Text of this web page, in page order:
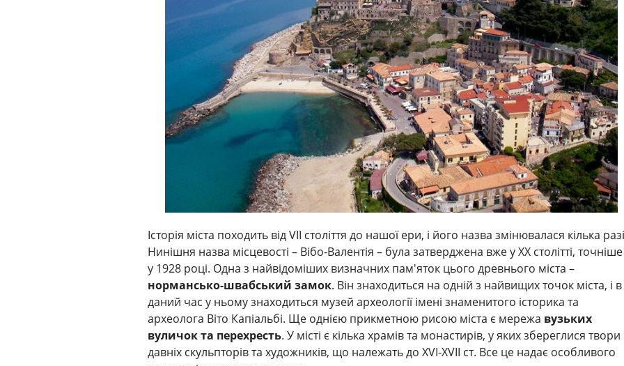
Історія міста походить від VII століття до нашої ери, і його назва змінювалася кілька
Нинішня назва місцевості – Вібо-Валентія – була затверджена вже у ХХ столітті,
у 1928 році. Одна з найвідоміших визначних пам'яток цього древнього міста –
нормансько-швабський замок. Він знаходиться на одній з найвищих точок міста, і в
даний час у ньому знаходиться музей археології імені знаменитого історика та
археолога Віто Капіальбі. Ще однією прикметною рисою міста є мережа вузьких
вуличок та перехресть. У місті є кілька храмів та монастирів, у яких збереглися твори
давніх скульпторів та художників, що належать до XVI-XVII ст. Все це надає особливого